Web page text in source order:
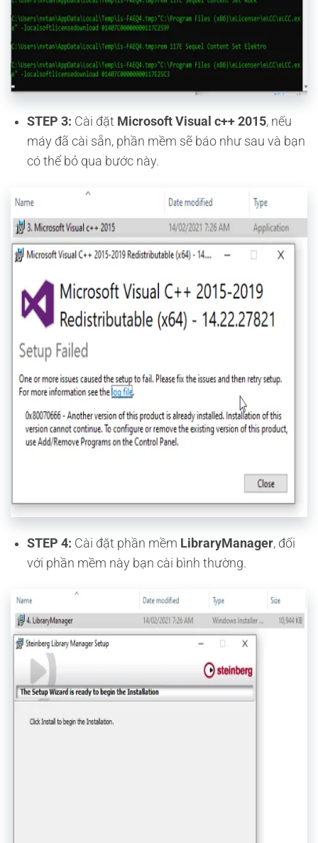
STEP 3: Cài đặt Microsoft Visual c++ 2015, nếu
máy đã cài sẵn, phần mềm sẽ báo như sau và bạn
có thể bỏ qua bước này.
STEP 4: Cài đặt phần mềm LibraryManager, đối
với phần mềm này bạn cài bình thường.